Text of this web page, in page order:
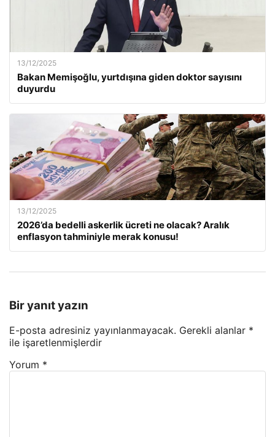
13/12/2025
Bakan Memişoğlu, yurtdışına giden doktor sayısını
duyurdu
13/12/2025
2026’da bedelli askerlik ücreti ne olacak? Aralık
enflasyon tahminiyle merak konusu!
Bir yanıt yazın
E-posta adresiniz yayınlanmayacak. Gerekli alanlar *
ile işaretlenmişlerdir
Yorum *